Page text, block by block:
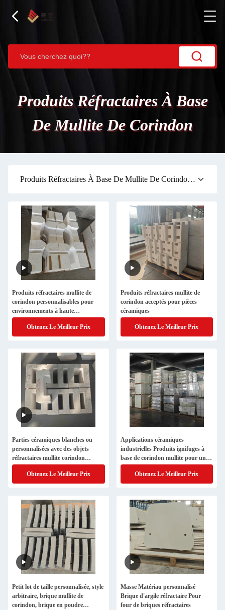
Produits Réfractaires À Base
De Mullite De Corindon
Produits Réfractaires À Base De Mullite De Corindon(41)
Produits réfractaires mullite de
corindon personnalisables pour
environnements à haute
température
Obtenez Le Meilleur Prix
Produits réfractaires mullite de
corindon acceptés pour pièces
céramiques
Obtenez Le Meilleur Prix
Parties céramiques blanches ou
personnalisées avec des objets
réfractaires mullite corindon
personnalisés
Obtenez Le Meilleur Prix
Applications céramiques
industrielles Produits ignifuges à
base de corindon mullite pour une
durabilité maximale
Obtenez Le Meilleur Prix
Petit lot de taille personnalisée, style
arbitraire, brique mullite de
corindon, brique en poudre
Masse Matériau personnalisé
Brique d'argile réfractaire Pour
four de briques réfractaires